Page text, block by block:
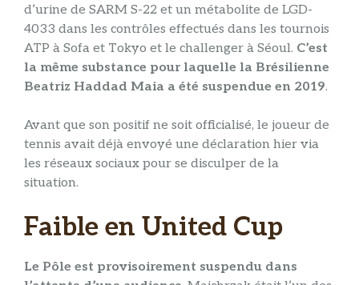
d’urine de SARM S-22 et un métabolite de LGD-
4033 dans les contrôles effectués dans les tournois
ATP à Sofa et Tokyo et le challenger à Séoul. C’est
la même substance pour laquelle la Brésilienne
Beatriz Haddad Maia a été suspendue en 2019.
Avant que son positif ne soit officialisé, le joueur de
tennis avait déjà envoyé une déclaration hier via
les réseaux sociaux pour se disculper de la
situation.
Faible en United Cup
Le Pôle est provisoirement suspendu dans